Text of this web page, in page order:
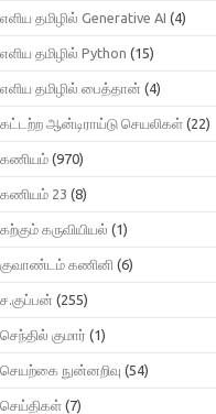
எளிய தமிழில் Generative AI (4)
எளிய தமிழில் Python (15)
எளிய தமிழில் பைத்தான் (4)
கட்டற்ற ஆன்டிராய்டு செயலிகள் (22)
கணியம் (970)
கணியம் 23 (8)
கற்கும் கருவியியல் (1)
குவாண்டம் கணினி (6)
ச.குப்பன் (255)
செந்தில் குமார் (1)
செயற்கை நுன்னறிவு (54)
செய்திகள் (7)